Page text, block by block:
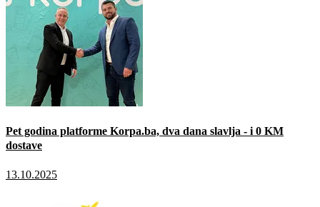
Pet godina platforme Korpa.ba, dva dana slavlja - i 0 KM
dostave
13.10.2025